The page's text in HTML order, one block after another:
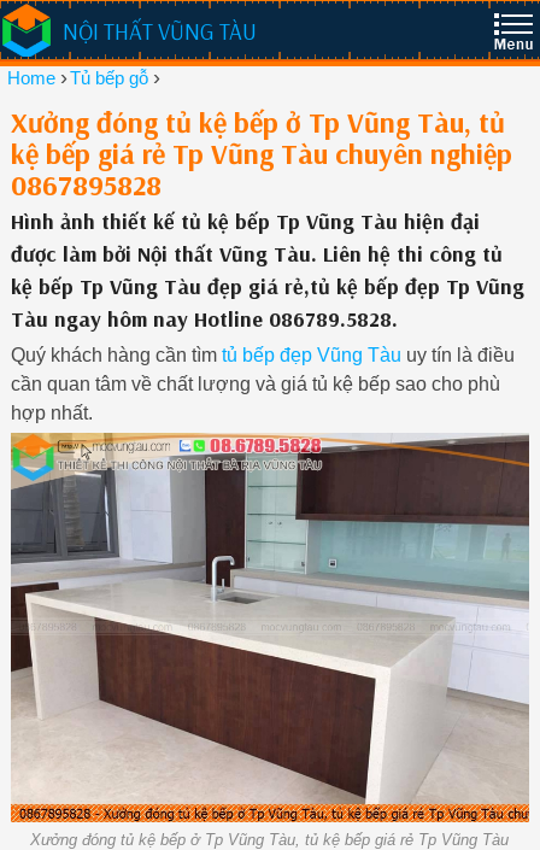
NỘI THẤT VŨNG TÀU
Home ›Tủ bếp gỗ ›
Xưởng đóng tủ kệ bếp ở Tp Vũng Tàu, tủ
kệ bếp giá rẻ Tp Vũng Tàu chuyên nghiệp
0867895828
Hình ảnh thiết kế tủ kệ bếp Tp Vũng Tàu hiện đại
được làm bởi Nội thất Vũng Tàu. Liên hệ thi công tủ
kệ bếp Tp Vũng Tàu đẹp giá rẻ,tủ kệ bếp đẹp Tp Vũng
Tàu ngay hôm nay Hotline 086789.5828.
Quý khách hàng cần tìm tủ bếp đẹp Vũng Tàu uy tín là điều
cần quan tâm về chất lượng và giá tủ kệ bếp sao cho phù
hợp nhất.
Xưởng đóng tủ kệ bếp ở Tp Vũng Tàu, tủ kệ bếp giá rẻ Tp Vũng Tàu